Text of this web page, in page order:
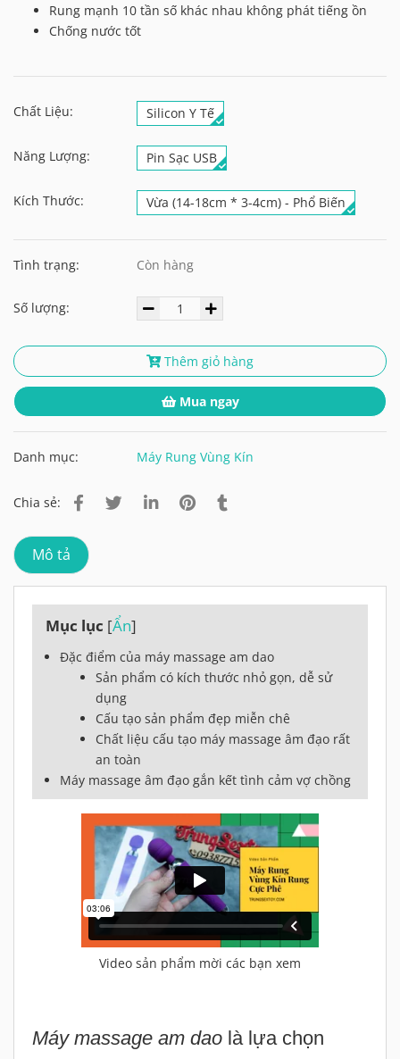
Rung mạnh 10 tần số khác nhau không phát tiếng ồn
Chống nước tốt
Chất Liệu: Silicon Y Tế
Năng Lượng: Pin Sạc USB
Kích Thước: Vừa (14-18cm * 3-4cm) - Phổ Biến
Tình trạng: Còn hàng
Số lượng:
Thêm giỏ hàng
Mua ngay
Danh mục: Máy Rung Vùng Kín
Chia sẻ:
Mô tả
Mục lục [Ẩn]
Đặc điểm của máy massage am dao
Sản phẩm có kích thước nhỏ gọn, dễ sử
dụng
Cấu tạo sản phẩm đẹp miễn chê
Chất liệu cấu tạo máy massage âm đạo rất
an toàn
Máy massage âm đạo gắn kết tình cảm vợ chồng
Video sản phẩm mời các bạn xem
Máy massage am dao là lựa chọn